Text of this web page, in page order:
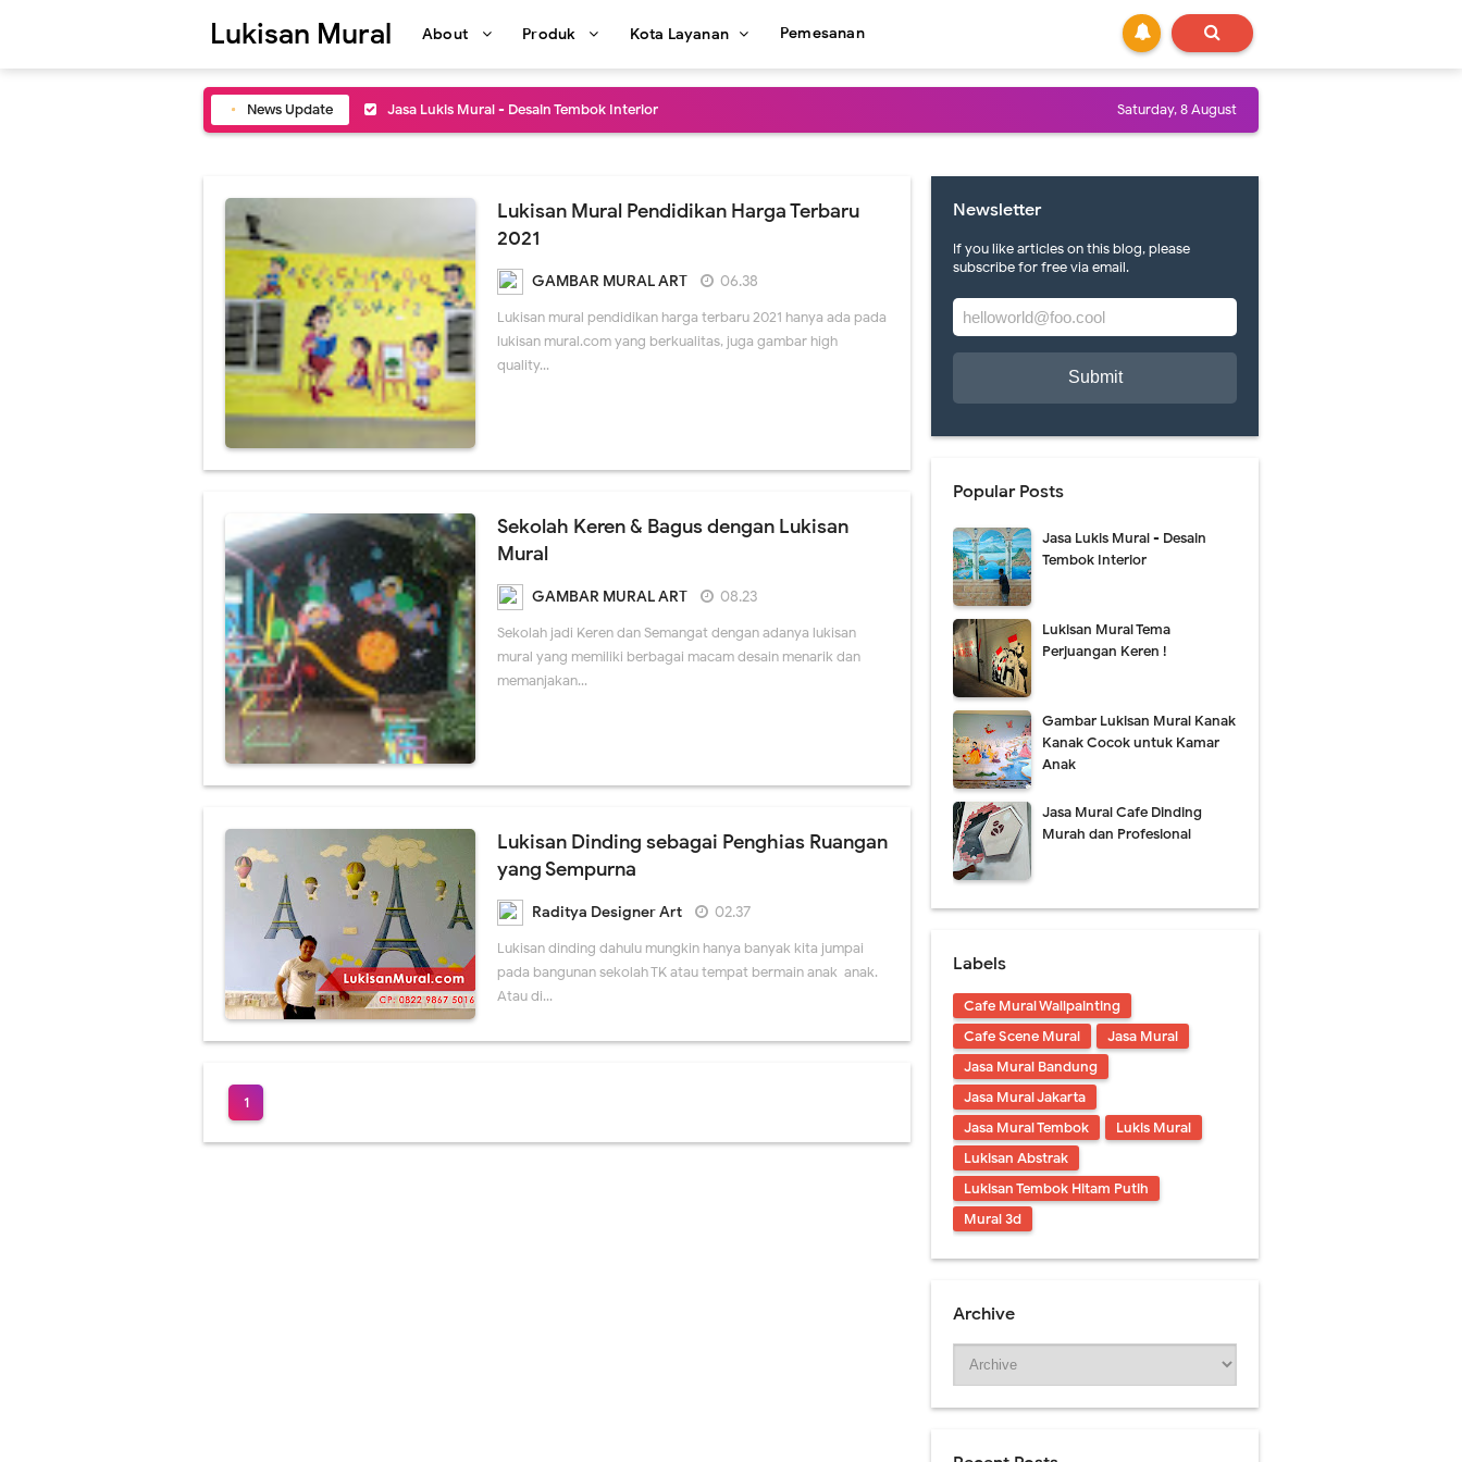
Lukisan Mural About Produk Kota Layanan Pemesanan
News Update Jasa Lukis Mural - Desain Tembok Interior
Jasa Mural Cafe Dinding Murah dan Profesional
Lukisan Mural Cafe Art Berkualitas dan Terbaru
Inspirasi Desain Lukisan Mural Cafe Keren
Lukisan Mural Dinding Cafe Kekinian dan Kreatif
Jasa Lukis Art Mural Cafe di Jakarta Terpercaya
Jasa Lukis Mural Terbaru dan Termurah
Jasa Buat Lukisan Mural Dinding Coffee Shop Termurah
Jasa Lukis Mural Dinding Restoran Desain Menarik
Jasa Lukis Mural Cafe Harga Termurah & Terbaru 2021
Lukisan Mural Dinding Coffee Shop Berkualitas
Perbedaan Lukisan Mural dan Grafiti yang Ternyata Berbeda
Gambar Lukisan Lukisan Mural Terbaik 2021
Lukisan Mural Menarik Cocok Untuk Rumah Minimalis
Jasa Lukis Mural Dengan Kualitas Terbaik Se Indonesia
Lukisan Mural Pendidikan Harga Terbaru 2021
Lukisan Mural Tema Lingkungan Untuk Medukasi
Harga Lukisan Mural Dinding Sekolah TK
Jasa Lukis Mural Cafe Harga Terbaru 2021
Lukis Mural Dinding Berkualitas & Terbaru 2021
Saturday, 8 August
Lukisan Mural Pendidikan Harga Terbaru
2021
GAMBAR MURAL ART
06.38
Lukisan mural pendidikan harga terbaru 2021 hanya ada pada
lukisan mural.com yang berkualitas, juga gambar high
quality...
Sekolah Keren & Bagus dengan Lukisan
Mural
GAMBAR MURAL ART
08.23
Sekolah jadi Keren dan Semangat dengan adanya lukisan
mural yang memiliki berbagai macam desain menarik dan
memanjakan...
Lukisan Dinding sebagai Penghias Ruangan
yang Sempurna
Raditya Designer Art
02.37
Lukisan dinding dahulu mungkin hanya banyak kita jumpai
pada bangunan sekolah TK atau tempat bermain anak-anak.
Atau di...
1
Newsletter
If you like articles on this blog, please
subscribe for free via email.
Popular Posts
Jasa Lukis Mural - Desain
Tembok Interior
Lukisan Mural Tema
Perjuangan Keren !
Gambar Lukisan Mural Kanak
Kanak Cocok untuk Kamar
Anak
Jasa Mural Cafe Dinding
Murah dan Profesional
Labels
Cafe Mural Wallpainting
Cafe Scene Mural
Jasa Mural
Jasa Mural Bandung
Jasa Mural Jakarta
Jasa Mural Tembok
Lukis Mural
Lukisan Abstrak
Lukisan Tembok Hitam Putih
Mural 3d
Archive